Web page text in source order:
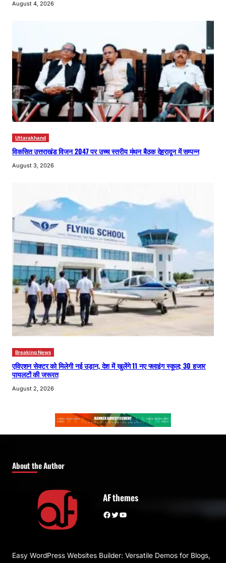
August 4, 2026
Uttarakhand
विकसित उत्तराखंड विजन 2047 पर उच्च स्तरीय मंथन बैठक देहरादून में सम्पन्न
August 3, 2026
Breaking News
एविएशन सेक्टर को मिलेगी नई उड़ान, देश में खुलेंगे 11 नए फ्लाइंग स्कूल; 30 हजार
पायलटों की जरूरत
August 2, 2026
About the Author
AF themes
Facebook Twitter YouTube
Easy WordPress Websites Builder: Versatile Demos for Blogs,